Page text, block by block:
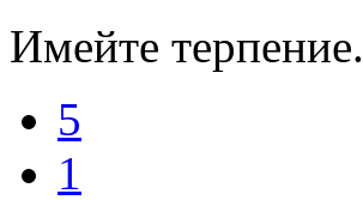
Имейте терпение.
5
1